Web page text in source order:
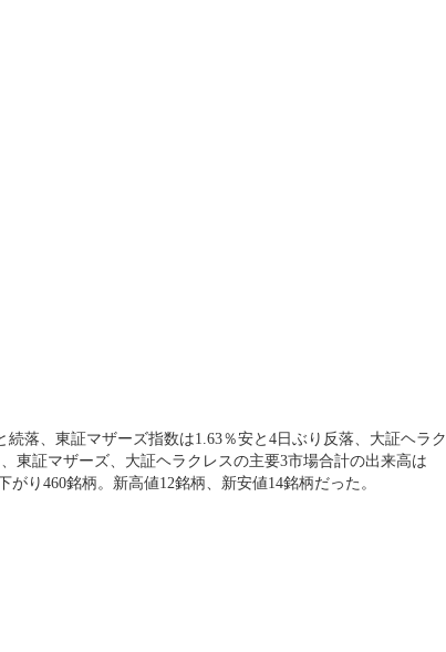
落、東証マザーズ指数は1.63％安と4日ぶり反落、大証ヘラク
東証マザーズ、大証ヘラクレスの主要3市場合計の出来高は
り460銘柄。新高値12銘柄、新安値14銘柄だった。